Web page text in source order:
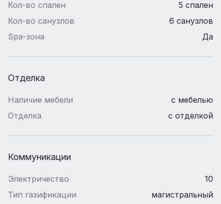
Кол-во спален
5 спален
Кол-во санузлов
6 санузлов
Spa-зона
Да
Отделка
Наличие мебели
с мебелью
Отделка
с отделкой
Коммуникации
Электричество
10
Тип газификации
магистральный